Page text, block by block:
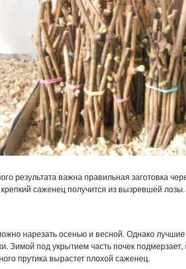
результата важна правильная заготовка
саженец получится из вызревшей лозы.
нарезать осенью и весной. Однако лучшие
Зимой под укрытием часть почек
прутика вырастет плохой саженец.